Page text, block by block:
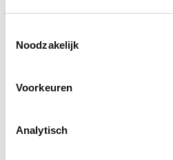
Noodzakelijk
Voorkeuren
Analytisch
opdrachtgeversverklaring.
geeft de opdrachtgever
geen loonheffing hoeft te
werknemersverzekeringen
Zorgverzekeringswet